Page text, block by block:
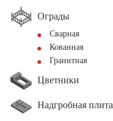
Ограды
Сварная
Кованная
Гранитная
Цветники
Надгробная плита